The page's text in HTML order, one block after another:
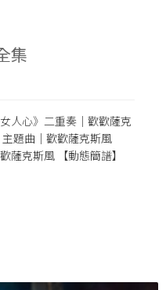
集
人心》二重奏｜歡歡薩克
題曲｜歡歡薩克斯風
薩克斯風 【動態簡譜】